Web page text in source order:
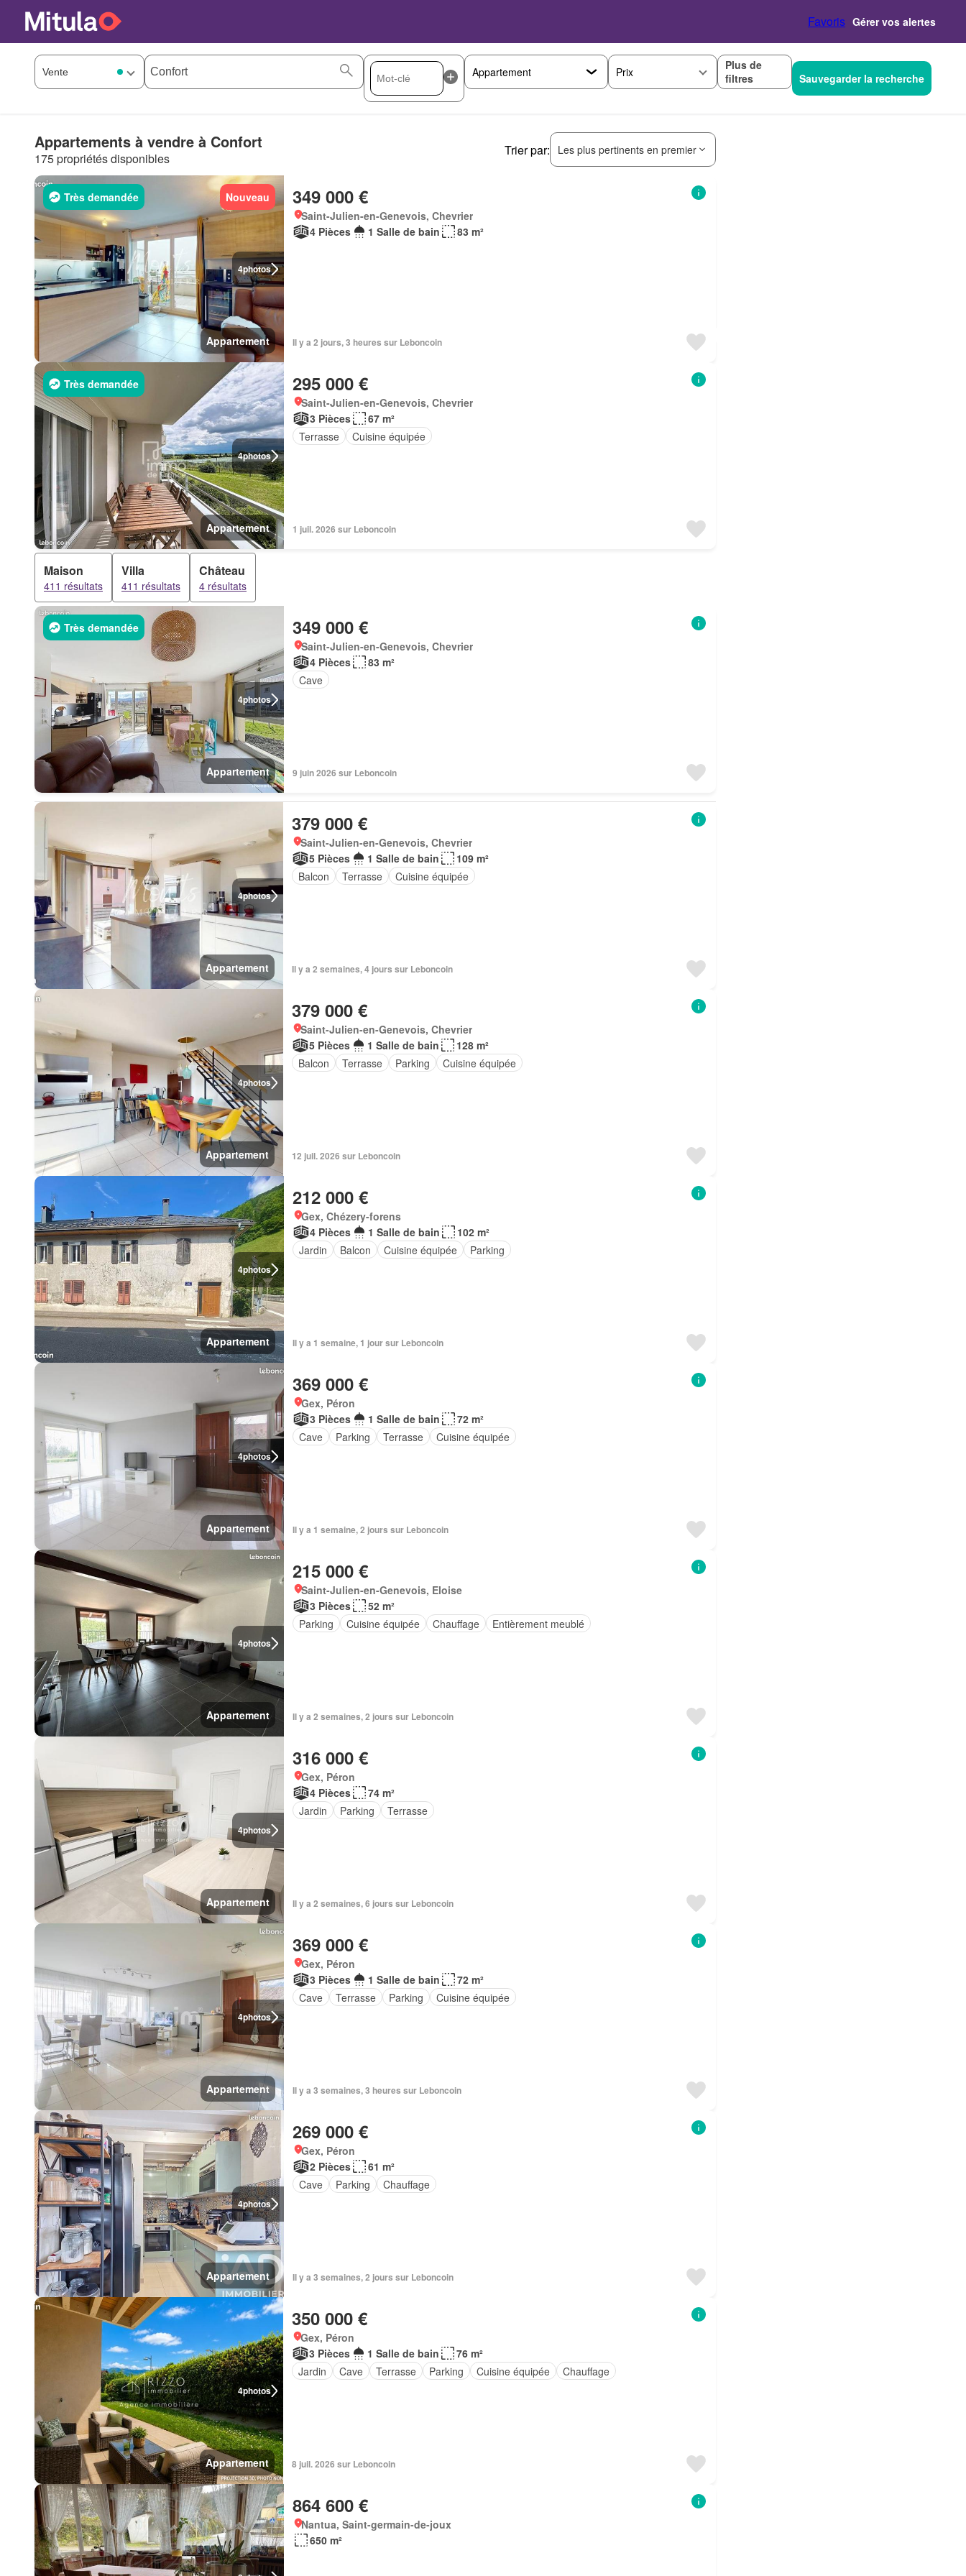
Favoris Gérer vos alertes
Prix
Plus de
filtres
Sauvegarder la recherche
Appartements à vendre à Confort
175 propriétés disponibles
Trier par: Les plus pertinents en premier
4photos
Très demandée Nouveau
Appartement
349 000 €
Saint-Julien-en-Genevois, Chevrier
4 Pièces
1 Salle de bain 83 m²
Il y a 2 jours, 3 heures sur Leboncoin
4photos
Très demandée
Appartement
295 000 €
Saint-Julien-en-Genevois, Chevrier
3 Pièces
67 m²
Terrasse
Cuisine équipée
1 juil. 2026 sur Leboncoin
Maison
411 résultats
Villa
411 résultats
Château
4 résultats
4photos
Très demandée
Appartement
349 000 €
Saint-Julien-en-Genevois, Chevrier
4 Pièces
83 m²
Cave
9 juin 2026 sur Leboncoin
4photos
Appartement
379 000 €
Saint-Julien-en-Genevois, Chevrier
5 Pièces
1 Salle de bain
109 m²
Balcon
Terrasse Cuisine équipée
Il y a 2 semaines, 4 jours sur Leboncoin
4photos
Appartement
379 000 €
Saint-Julien-en-Genevois, Chevrier
5 Pièces
1 Salle de bain
128 m²
Balcon
Terrasse Parking Cuisine équipée
12 juil. 2026 sur Leboncoin
4photos
Appartement
212 000 €
Gex, Chézery-forens
4 Pièces
1 Salle de bain
102 m²
Jardin
Balcon Cuisine équipée Parking
Il y a 1 semaine, 1 jour sur Leboncoin
4photos
Appartement
369 000 €
Gex, Péron
3 Pièces
1 Salle de bain
72 m²
Cave
Parking Terrasse Cuisine équipée
Il y a 1 semaine, 2 jours sur Leboncoin
4photos
Appartement
215 000 €
Saint-Julien-en-Genevois, Eloise
3 Pièces
52 m²
Parking
Cuisine équipée Chauffage Entièrement meublé
Il y a 2 semaines, 2 jours sur Leboncoin
4photos
Appartement
316 000 €
Gex, Péron
4 Pièces
74 m²
Jardin
Parking Terrasse
Il y a 2 semaines, 6 jours sur Leboncoin
4photos
Appartement
369 000 €
Gex, Péron
3 Pièces
1 Salle de bain
72 m²
Cave
Terrasse Parking Cuisine équipée
Il y a 3 semaines, 3 heures sur Leboncoin
4photos
Appartement
269 000 €
Gex, Péron
2 Pièces
61 m²
Cave
Parking Chauffage
Il y a 3 semaines, 2 jours sur Leboncoin
4photos
Appartement
350 000 €
Gex, Péron
3 Pièces
1 Salle de bain
76 m²
Jardin
Cave Terrasse Parking Cuisine équipée Chauffage
8 juil. 2026 sur Leboncoin
864 600 €
Nantua, Saint-germain-de-joux
650 m²